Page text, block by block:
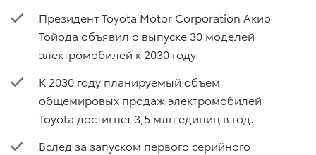
Президент Toyota Motor Corporation Акио
Тойода объявил о выпуске 30 моделей
электромобилей к 2030 году.
К 2030 году планируемый объем
общемировых продаж электромобилей
Toyota достигнет 3,5 млн единиц в год.
Вслед за запуском первого серийного